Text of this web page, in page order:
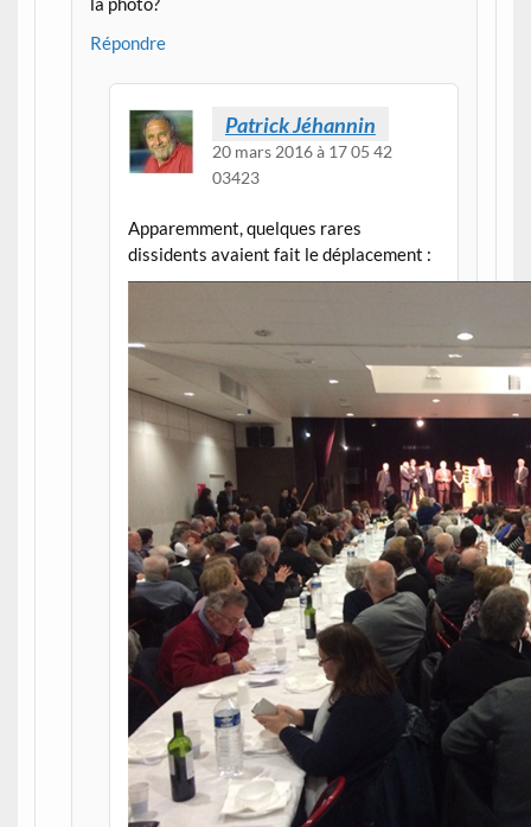
Répondre
Patrick Jéhannin
20 mars 2016 à 17 05 42
03423
Apparemment, quelques rares
dissidents avaient fait le déplacement :